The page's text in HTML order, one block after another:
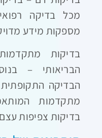
מכל בדיקה
מספקות מידע
בדיקות
הבריאותי –
הבדיקה
מתקדמות
בדיקות צפיפות